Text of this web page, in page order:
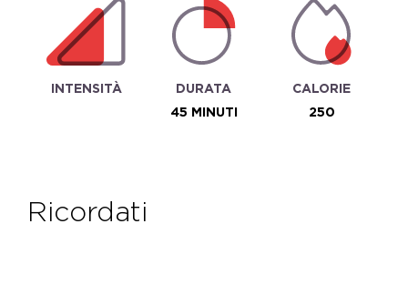
INTENSITÀ
DURATA
45 MINUTI
CALORIE
250
ricordati